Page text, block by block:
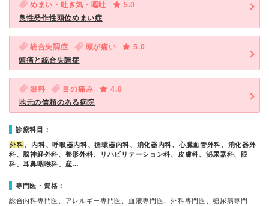
めまい・吐き気・嘔吐
5.0
良性発作性頭位めまい症
統合失調症 頭が痛い
5.0
頭痛と統合失調症
眼科 目の痛み
4.0
地元の信頼のある病院
診療科目：
外科、内科、呼吸器内科、循環器内科、消化器内科、心臓血管外科、消化器外
科、脳神経外科、整形外科、リハビリテーション科、皮膚科、泌尿器科、眼
科、耳鼻咽喉科、産…
専門医・資格：
総合内科専門医、アレルギー専門医、血液専門医、外科専門医、糖尿病専門